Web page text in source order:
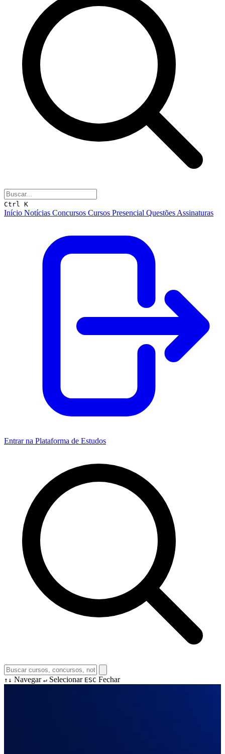
Ctrl K
Início Notícias Concursos Cursos Presencial Questões Assinaturas
Entrar na Plataforma de Estudos
↑↓ Navegar ↵ Selecionar ESC Fechar